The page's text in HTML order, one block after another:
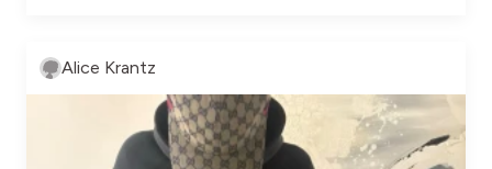
Alice Krantz